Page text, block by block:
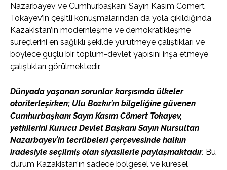
Nazarbayev ve Cumhurbaşkanı Sayın Kasım Cömert
Tokayev’in çeşitli konuşmalarından da yola çıkıldığında
Kazakistan’ın modernleşme ve demokratikleşme
süreçlerini en sağlıklı şekilde yürütmeye çalıştıkları ve
böylece güçlü bir toplum-devlet yapısını inşa etmeye
çalıştıkları görülmektedir.
Dünyada yaşanan sorunlar karşısında ülkeler
otoriterleşirken; Ulu Bozkır’ın bilgeliğine güvenen
Cumhurbaşkanı Sayın Kasım Cömert Tokayev,
yetkilerini Kurucu Devlet Başkanı Sayın Nursultan
Nazarbayev’in tecrübeleri çerçevesinde halkın
iradesiyle seçilmiş olan siyasilerle paylaşmaktadır. Bu
durum Kazakistan’ın sadece bölgesel ve küresel